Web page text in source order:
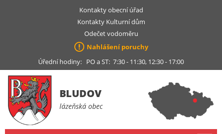
Kontakty obecní úřad
Kontakty Kulturní dům
Odečet vodoměru
Nahlášení poruchy
Úřední hodiny: PO a ST: 7:30 - 11:30, 12:30 - 17:00
BLUDOV
lázeňská obec